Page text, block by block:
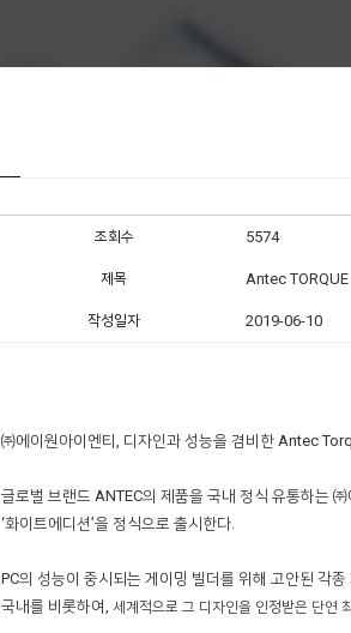
조회수 5574
제목 Antec
작성일자 2019-06-10
㈜에이원아이엔티, 디자인과 성능을 겸비한 Antec
글로벌 브랜드 ANTEC의 제품을 국내 정식 유통하는
‘화이트에디션’을 정식으로 출시한다.
PC의 성능이 중시되는 게이밍 빌더를 위해 고안된 각
국내를 비롯하여, 세계적으로 그 디자인을 인정받은 단연